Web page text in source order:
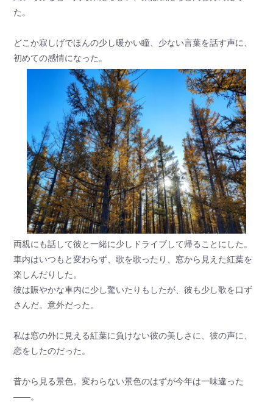
た。
どこか寂しげでほんの少し暖かい瞳、少ない言葉を話す声に、
初めての感情になった。
両親にも話して彼と一緒に少しドライブして帰ることにした。
車内はいつもと変わらず、歌を歌ったり、窓から見えた紅葉を
楽しんだりした。
彼は賑やかな車内に少し驚いたりもしたが、彼も少し歌を口ず
さんだ。意外だった。
私は窓の外に見える紅葉に負けない彼の美しさに、彼の声に、
恋をしたのだった。
昔から見る景色。変わらない景色のはずが今年は一味違った
——。